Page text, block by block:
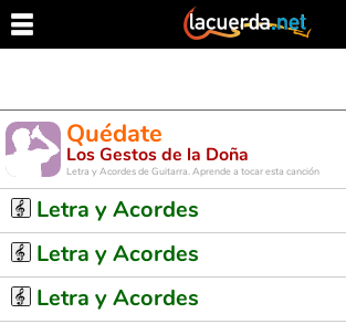
Quédate
Los Gestos de la Doña
Letra y Acordes de Guitarra. Aprende a tocar esta canción
Letra y Acordes
Letra y Acordes
Letra y Acordes